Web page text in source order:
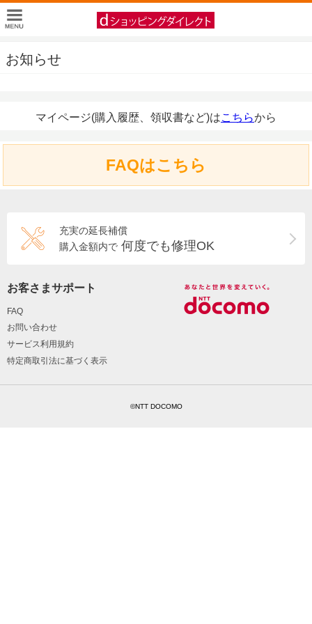
お知らせ
マイページ(購入履歴、領収書など)はこちらから
FAQはこちら
充実の延長補償
購入金額内で 何度でも修理OK
お客さまサポート
FAQ
お問い合わせ
サービス利用規約
特定商取引法に基づく表示
©NTT DOCOMO